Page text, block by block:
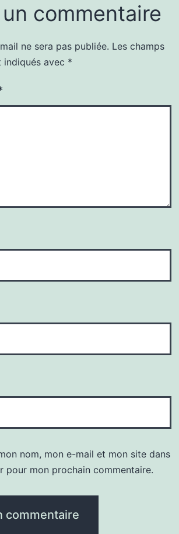
commentaire
ne sera pas publiée. Les champs
avec *
nom, mon e-mail et mon site dans
pour mon prochain commentaire.